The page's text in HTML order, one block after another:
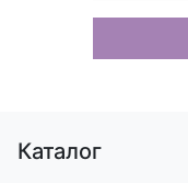
Каталог